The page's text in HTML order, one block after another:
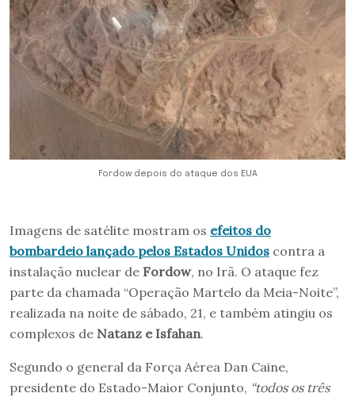
Fordow depois do ataque dos EUA
Imagens de satélite mostram os efeitos do
bombardeio lançado pelos Estados Unidos contra a
instalação nuclear de Fordow, no Irã. O ataque fez
parte da chamada “Operação Martelo da Meia-Noite”,
realizada na noite de sábado, 21, e também atingiu os
complexos de Natanz e Isfahan.
Segundo o general da Força Aérea Dan Caine,
presidente do Estado-Maior Conjunto, “todos os três